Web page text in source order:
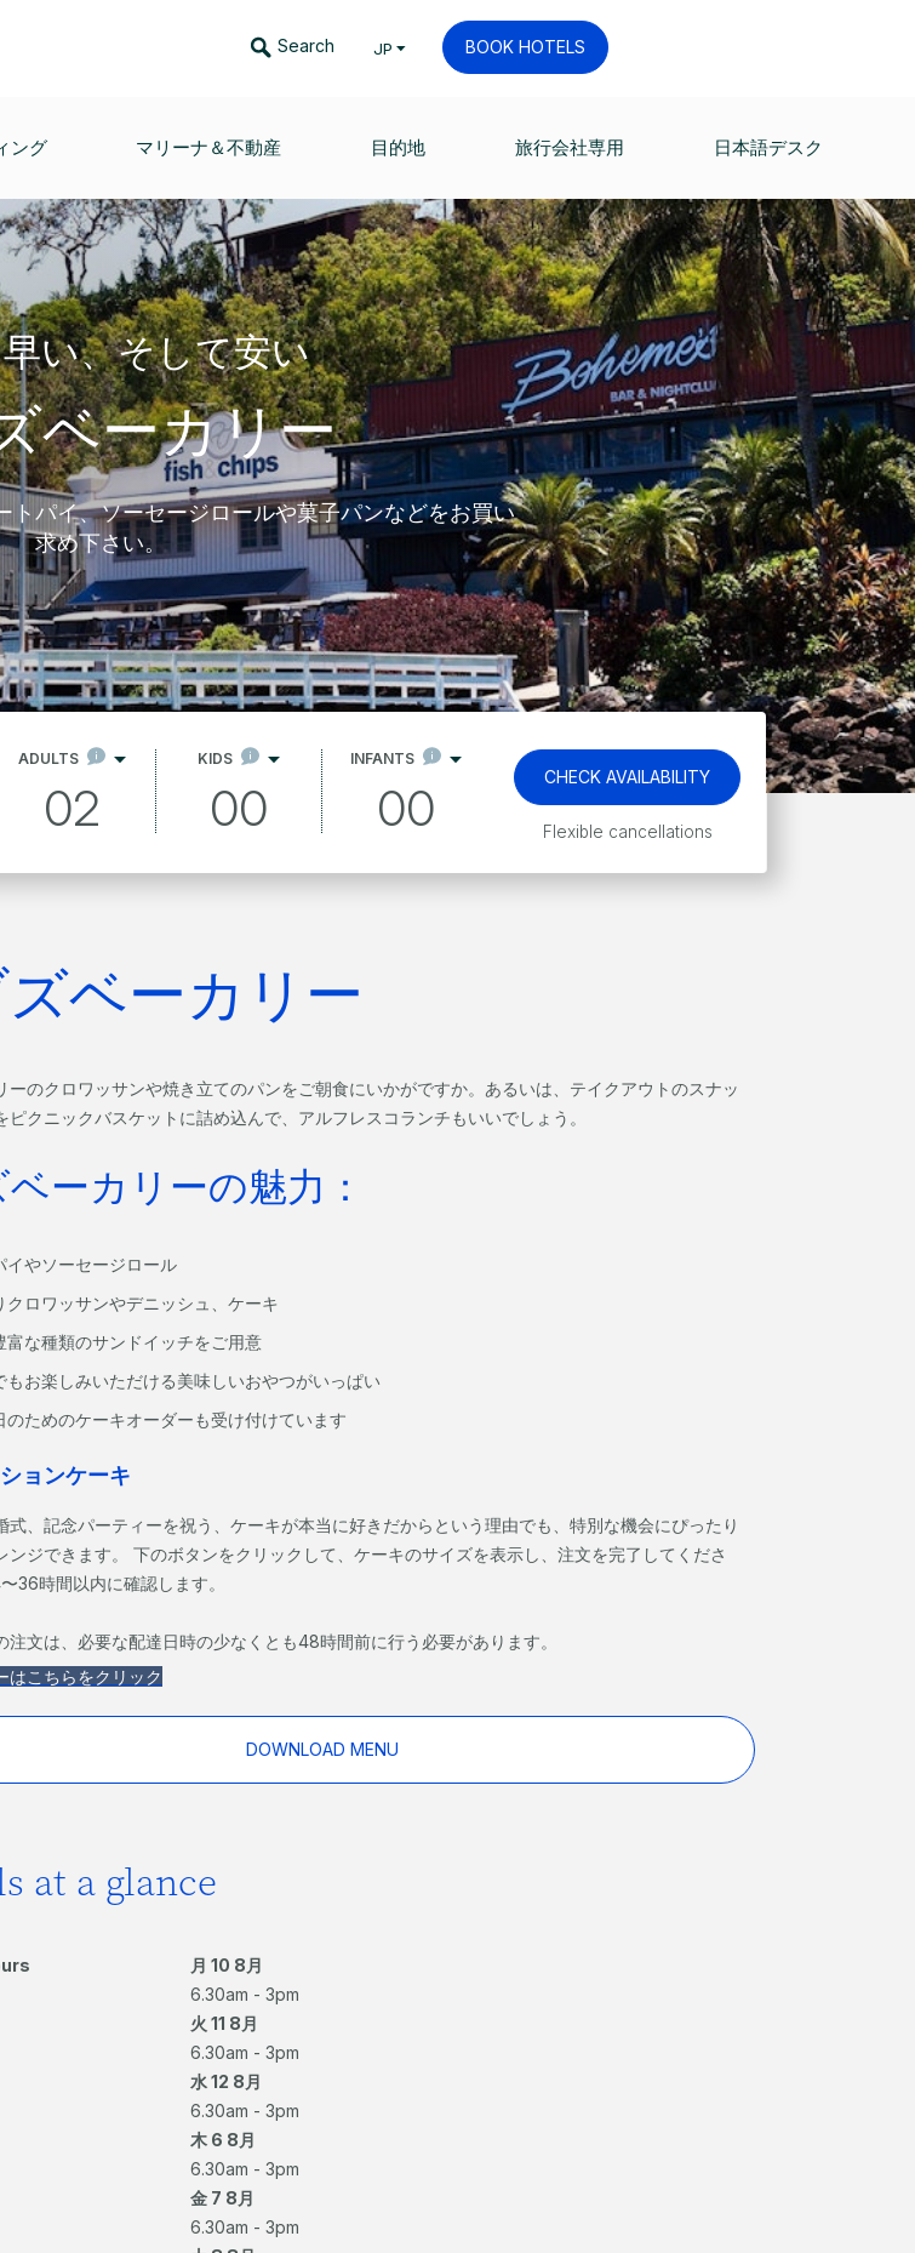
Search JP BOOK HOTELS
ング マリーナ＆不動産 目的地 旅行会社専用 日本語デスク
い、そして安い
ベーカリー
トパイ、ソーセージロールや菓子パンなどをお買い
求め下さい。
ADULTS
02
KIDS
00
INFANTS
00
CHECK AVAILABILITY
Flexible cancellations
ベーカリー
ーのクロワッサンや焼き立てのパンをご朝食にいかがですか。あるいは、テイクアウトのスナッ
ピクニックバスケットに詰め込んで、アルフレスコランチもいいでしょう。
ーカリーの魅力：
イやソーセージロール
クロワッサンやデニッシュ、ケーキ
富な種類のサンドイッチをご用意
もお楽しみいただける美味しいおやつがいっぱい
のためのケーキオーダーも受け付けています
ョンケーキ
式、記念パーティーを祝う、ケーキが本当に好きだからという理由でも、特別な機会にぴったり
ンジできます。 下のボタンをクリックして、ケーキのサイズを表示し、注文を完了してくださ
36時間以内に確認します。
注文は、必要な配達日時の少なくとも48時間前に行う必要があります。
はこちらをクリック
DOWNLOAD MENU
at a glance
月 10 8月
6.30am - 3pm
火 11 8月
6.30am - 3pm
水 12 8月
6.30am - 3pm
木 6 8月
6.30am - 3pm
金 7 8月
6.30am - 3pm